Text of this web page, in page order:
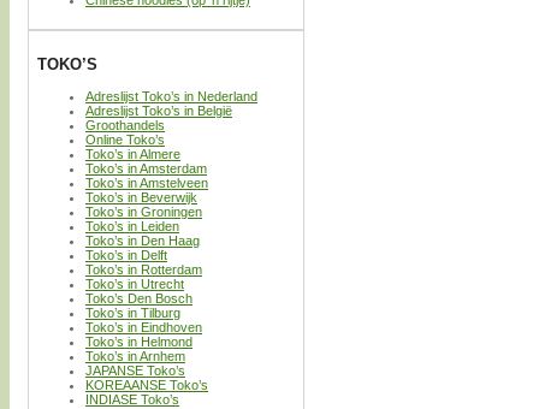
TOKO’S
Adreslijst Toko’s in Nederland
Adreslijst Toko’s in België
Groothandels
Online Toko’s
Toko’s in Almere
Toko’s in Amsterdam
Toko’s in Amstelveen
Toko’s in Beverwijk
Toko’s in Groningen
Toko’s in Leiden
Toko’s in Den Haag
Toko’s in Delft
Toko’s in Rotterdam
Toko’s in Utrecht
Toko’s Den Bosch
Toko’s in Tilburg
Toko’s in Eindhoven
Toko’s in Helmond
Toko’s in Arnhem
JAPANSE Toko’s
KOREAANSE Toko’s
INDIASE Toko’s